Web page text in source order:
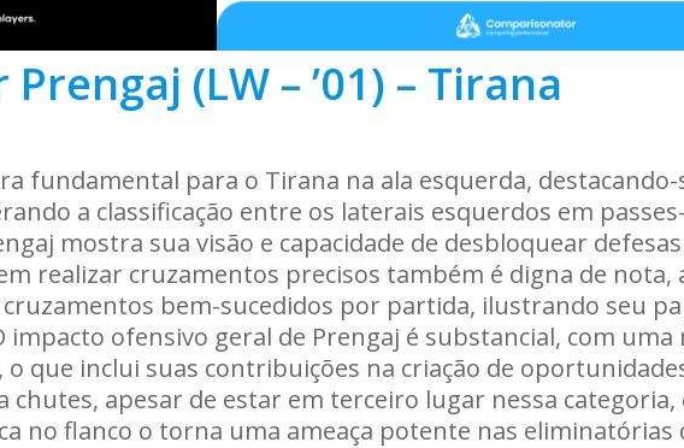
(LW – ’01) – Tirana
fundamental para o Tirana na ala esquerda, destacando-
a classificação entre os laterais esquerdos em
mostra sua visão e capacidade de desbloquear
realizar cruzamentos precisos também é digna de nota,
bem-sucedidos por partida, ilustrando seu
ofensivo geral de Prengaj é substancial, com uma
que inclui suas contribuições na criação de
chutes, apesar de estar em terceiro lugar nessa categoria,
no flanco o torna uma ameaça potente nas eliminatórias